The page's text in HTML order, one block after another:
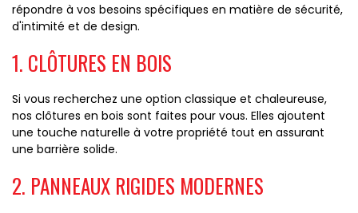
répondre à vos besoins spécifiques en matière de sécurité,
d'intimité et de design.
1. CLÔTURES EN BOIS
Si vous recherchez une option classique et chaleureuse,
nos clôtures en bois sont faites pour vous. Elles ajoutent
une touche naturelle à votre propriété tout en assurant
une barrière solide.
2. PANNEAUX RIGIDES MODERNES